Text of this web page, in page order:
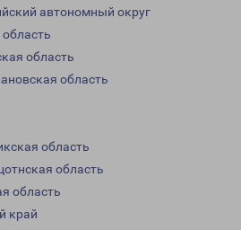
автономный округ
область
область
область
область
область
край